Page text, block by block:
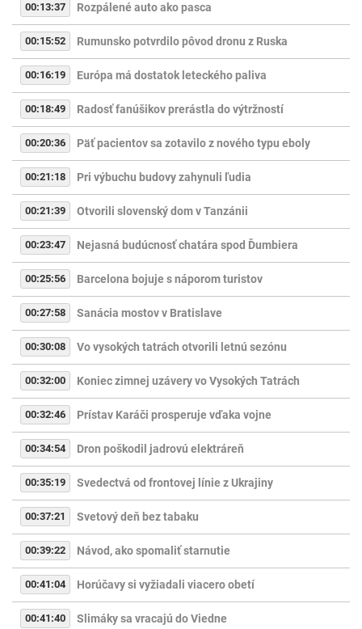
00:13:37 Rozpálené auto ako pasca
00:15:52 Rumunsko potvrdilo pôvod dronu z Ruska
00:16:19 Európa má dostatok leteckého paliva
00:18:49 Radosť fanúšikov prerástla do výtržností
00:20:36 Päť pacientov sa zotavilo z nového typu eboly
00:21:18 Pri výbuchu budovy zahynuli ľudia
00:21:39 Otvorili slovenský dom v Tanzánii
00:23:47 Nejasná budúcnosť chatára spod Ďumbiera
00:25:56 Barcelona bojuje s náporom turistov
00:27:58 Sanácia mostov v Bratislave
00:30:08 Vo vysokých tatrách otvorili letnú sezónu
00:32:00 Koniec zimnej uzávery vo Vysokých Tatrách
00:32:46 Prístav Karáči prosperuje vďaka vojne
00:34:54 Dron poškodil jadrovú elektráreň
00:35:19 Svedectvá od frontovej línie z Ukrajiny
00:37:21 Svetový deň bez tabaku
00:39:22 Návod, ako spomaliť starnutie
00:41:04 Horúčavy si vyžiadali viacero obetí
00:41:40 Slimáky sa vracajú do Viedne